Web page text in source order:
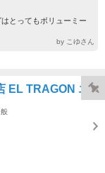
とってもボリューミー
by こゆさん
EL TRAGON エ